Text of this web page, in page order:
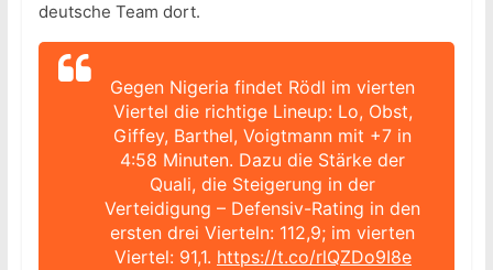
deutsche Team dort.
Gegen Nigeria findet Rödl im vierten
Viertel die richtige Lineup: Lo, Obst,
Giffey, Barthel, Voigtmann mit +7 in
4:58 Minuten. Dazu die Stärke der
Quali, die Steigerung in der
Verteidigung – Defensiv-Rating in den
ersten drei Vierteln: 112,9; im vierten
Viertel: 91,1. https://t.co/rlQZDo9I8e